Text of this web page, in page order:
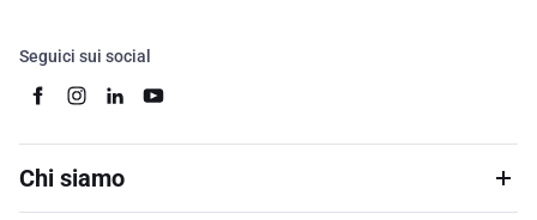
Seguici sui social
Chi siamo